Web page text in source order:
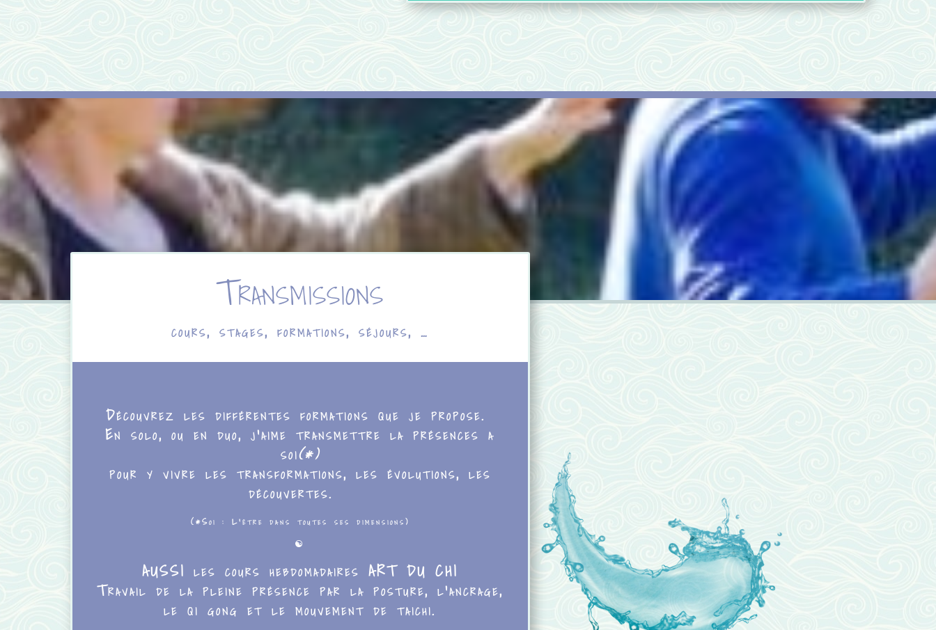
Transmissions
cours, stages, formations, séjours, …
Découvrez les différentes formations que je propose.
En solo, ou en duo, j’aime transmettre la présences a
soi(*)
pour y vivre les transformations, les évolutions, les
découvertes.
(*Soi : L’ëtre dans toutes ses dimensions)
☯︎
AUSSI les cours hebdomadaires ART DU CHI
Travail de la pleine présence par la posture, l’ancrage,
le qi gong et le mouvement de taichi.